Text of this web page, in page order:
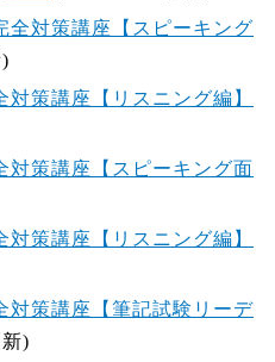
全対策講座【スピーキング
策講座【リスニング編】
対策講座【スピーキング面
策講座【リスニング編】
対策講座【筆記試験リーデ
)